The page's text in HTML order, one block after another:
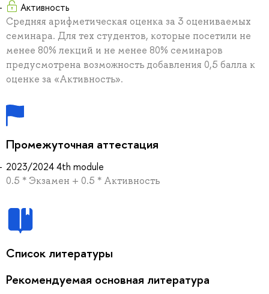
Активность
Средняя арифметическая оценка за 3 оцениваемых
семинара. Для тех студентов, которые посетили не
менее 80% лекций и не менее 80% семинаров
предусмотрена возможность добавления 0,5 балла к
оценке за «Активность».
Промежуточная аттестация
2023/2024 4th module
0.5 * Экзамен + 0.5 * Активность
Список литературы
Рекомендуемая основная литература